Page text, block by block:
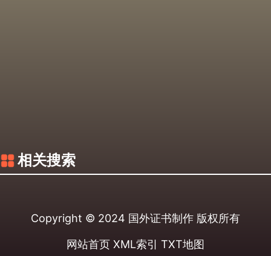
相关搜索
Copyright © 2024 国外证书制作 版权所有
网站首页 XML索引 TXT地图